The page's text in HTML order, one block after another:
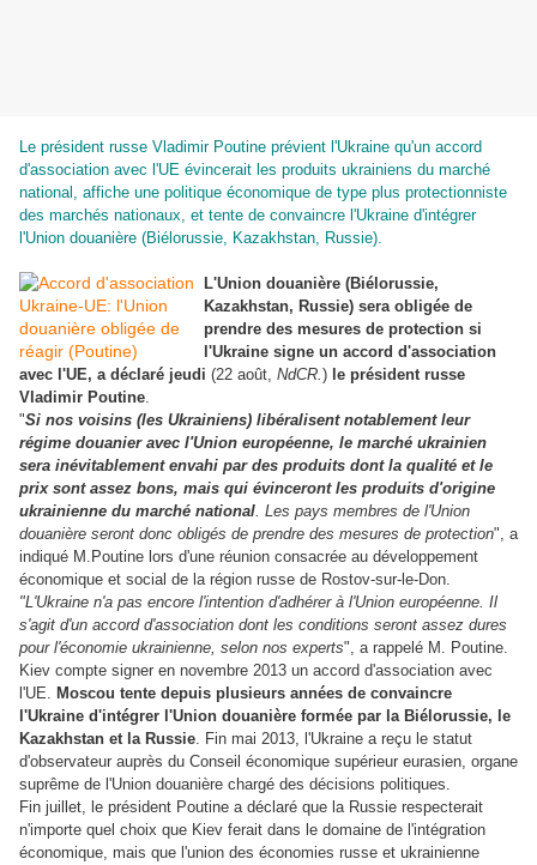
Le président russe Vladimir Poutine prévient l'Ukraine qu'un accord
d'association avec l'UE évincerait les produits ukrainiens du marché
national, affiche une politique économique de type plus protectionniste
des marchés nationaux, et tente de convaincre l'Ukraine d'intégrer
l'Union douanière (Biélorussie, Kazakhstan, Russie).
L'Union douanière (Biélorussie,
Kazakhstan, Russie) sera obligée de
prendre des mesures de protection si
l'Ukraine signe un accord d'association
avec l'UE, a déclaré jeudi (22 août, NdCR.) le président russe
Vladimir Poutine.
"Si nos voisins (les Ukrainiens) libéralisent notablement leur
régime douanier avec l'Union européenne, le marché ukrainien
sera inévitablement envahi par des produits dont la qualité et le
prix sont assez bons, mais qui évinceront les produits d'origine
ukrainienne du marché national. Les pays membres de l'Union
douanière seront donc obligés de prendre des mesures de protection", a
indiqué M.Poutine lors d'une réunion consacrée au développement
économique et social de la région russe de Rostov-sur-le-Don.
"L'Ukraine n'a pas encore l'intention d'adhérer à l'Union européenne. Il
s'agit d'un accord d'association dont les conditions seront assez dures
pour l'économie ukrainienne, selon nos experts", a rappelé M. Poutine.
Kiev compte signer en novembre 2013 un accord d'association avec
l'UE. Moscou tente depuis plusieurs années de convaincre
l'Ukraine d'intégrer l'Union douanière formée par la Biélorussie, le
Kazakhstan et la Russie. Fin mai 2013, l'Ukraine a reçu le statut
d'observateur auprès du Conseil économique supérieur eurasien, organe
suprême de l'Union douanière chargé des décisions politiques.
Fin juillet, le président Poutine a déclaré que la Russie respecterait
n'importe quel choix que Kiev ferait dans le domaine de l'intégration
économique, mais que l'union des économies russe et ukrainienne